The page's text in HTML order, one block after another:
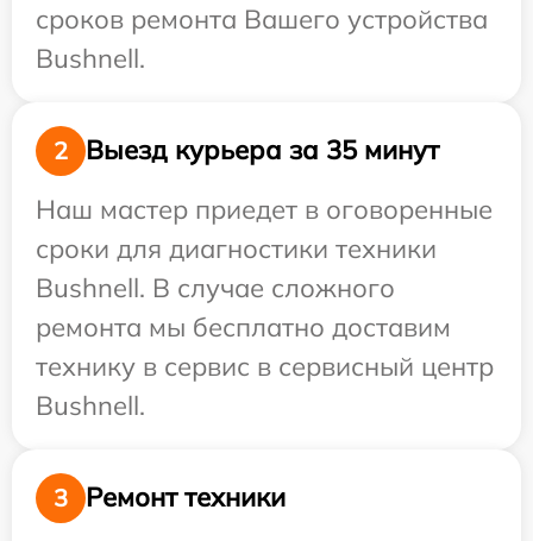
сроков ремонта Вашего устройства
Bushnell.
2
Выезд курьера за 35 минут
Наш мастер приедет в оговоренные
сроки для диагностики техники
Bushnell. В случае сложного
ремонта мы бесплатно доставим
технику в сервис в сервисный центр
Bushnell.
3
Ремонт техники